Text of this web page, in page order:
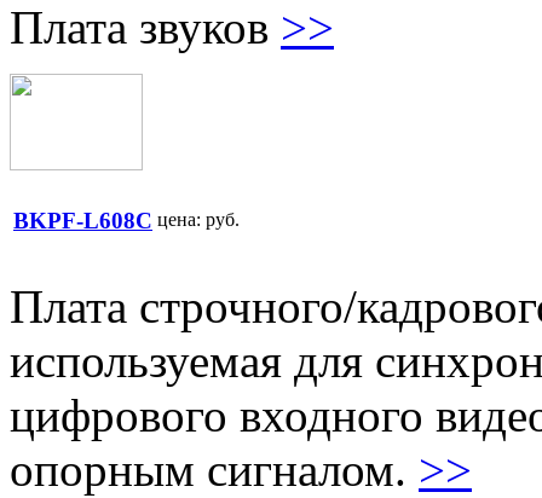
Плата звуков >>
BKPF-L608C цена: руб.
Плата строчного/
используемая для
цифрового входного
опорным сигналом. >>